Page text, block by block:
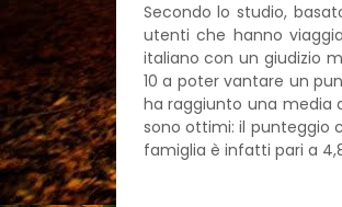
Secondo lo studio,
utenti che hanno
italiano con un giudizio
10 a poter vantare un
ha raggiunto una media
sono ottimi: il punteggio
famiglia è infatti pari a